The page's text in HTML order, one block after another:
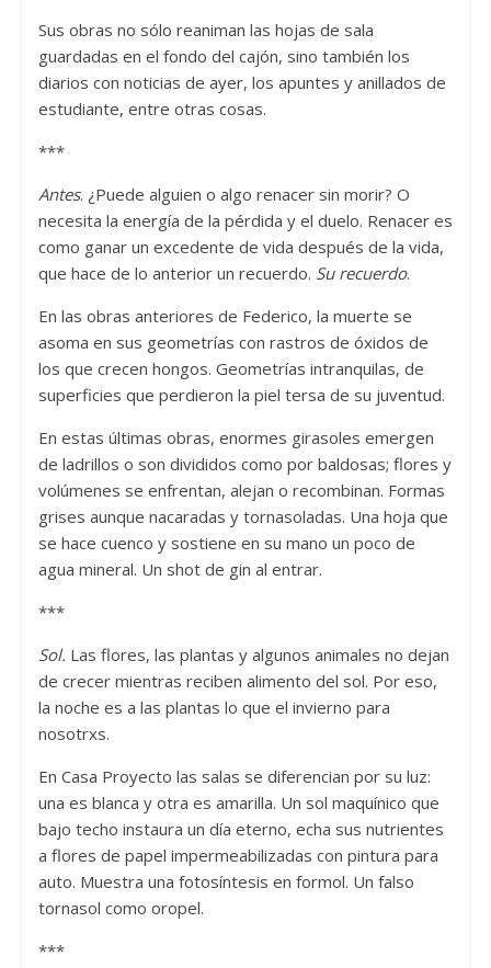
Sus obras no sólo reaniman las hojas de sala
guardadas en el fondo del cajón, sino también los
diarios con noticias de ayer, los apuntes y anillados de
estudiante, entre otras cosas.
***
Antes. ¿Puede alguien o algo renacer sin morir? O
necesita la energía de la pérdida y el duelo. Renacer es
como ganar un excedente de vida después de la vida,
que hace de lo anterior un recuerdo. Su recuerdo.
En las obras anteriores de Federico, la muerte se
asoma en sus geometrías con rastros de óxidos de
los que crecen hongos. Geometrías intranquilas, de
superficies que perdieron la piel tersa de su juventud.
En estas últimas obras, enormes girasoles emergen
de ladrillos o son divididos como por baldosas; flores y
volúmenes se enfrentan, alejan o recombinan. Formas
grises aunque nacaradas y tornasoladas. Una hoja que
se hace cuenco y sostiene en su mano un poco de
agua mineral. Un shot de gin al entrar.
***
Sol. Las flores, las plantas y algunos animales no dejan
de crecer mientras reciben alimento del sol. Por eso,
la noche es a las plantas lo que el invierno para
nosotrxs.
En Casa Proyecto las salas se diferencian por su luz:
una es blanca y otra es amarilla. Un sol maquínico que
bajo techo instaura un día eterno, echa sus nutrientes
a flores de papel impermeabilizadas con pintura para
auto. Muestra una fotosíntesis en formol. Un falso
tornasol como oropel.
***